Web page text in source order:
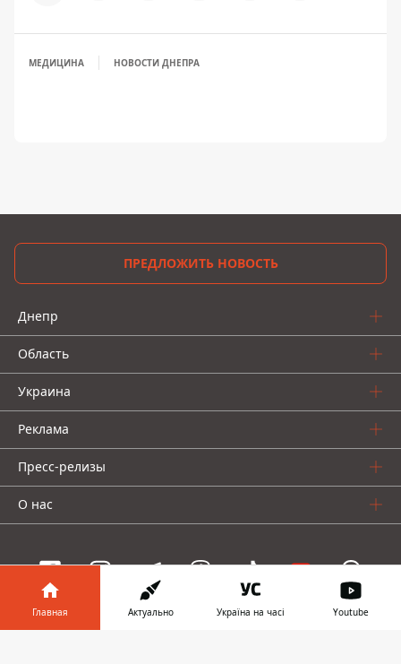
МЕДИЦИНА НОВОСТИ ДНЕПРА
ПРЕДЛОЖИТЬ НОВОСТЬ
Днепр
Область
Украина
Реклама
Пресс-релизы
О нас
Главная Актуально Україна на часі Youtube